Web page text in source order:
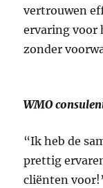
vertrouwen
ervaring voor
zonder
WMO
“Ik heb de
prettig
cliënten